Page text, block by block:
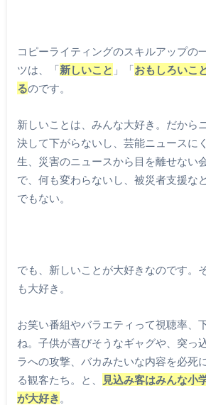
コピーライティングのスキルアップの
ツは、「新しいこと 」「おもしろいこ
るのです。
新しいことは、みんな大好き。だから
決して下がらないし、芸能ニュースに
生、災害のニュースから目を離せない
で、何も変わらないし、被災者支援な
でもない。
でも、新しいことが大好きなのです。
も大好き。
お笑い番組やバラエティって視聴率、
ね。子供が喜びそうなギャグや、突っ
ラへの攻撃、バカみたいな内容を必死
る観客たち。と、
見込み客はみんな小
が大好き